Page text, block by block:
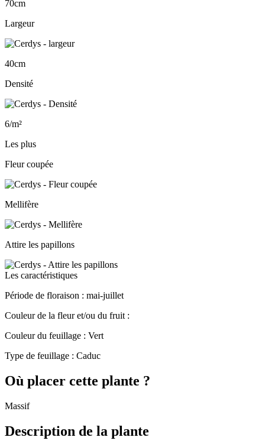
70cm
Largeur
40cm
Densité
6/m²
Les plus
Fleur coupée
Mellifère
Attire les papillons
Les caractéristiques
Période de floraison : mai-juillet
Couleur de la fleur et/ou du fruit :
Couleur du feuillage : Vert
Type de feuillage : Caduc
Où placer cette plante ?
Massif
Description de la plante